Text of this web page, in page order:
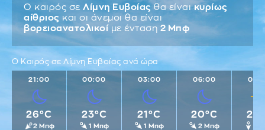
Ο καιρός σε Λίμνη Ευβοίας θα είναικυρίως
αίθριος και οι άνεμοι θα είναι
βορειοανατολικοί με ένταση 2 Μπφ
Ο Καιρός σε Λίμνη Ευβοίας ανά ώρα
21:00
26°C
2 Μπφ
00:00
23°C
1 Μπφ
03:00
21°C
1 Μπφ
06:00
20°C
2 Μπφ